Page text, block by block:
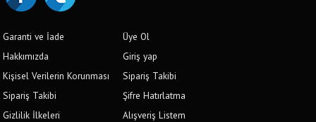
Garanti ve İade
Hakkımızda
Kişisel Verilerin Korunması
Sipariş Takibi
Gizlilik İlkeleri
Üye Ol
Giriş yap
Sipariş Takibi
Şifre Hatırlatma
Alışveriş Listem